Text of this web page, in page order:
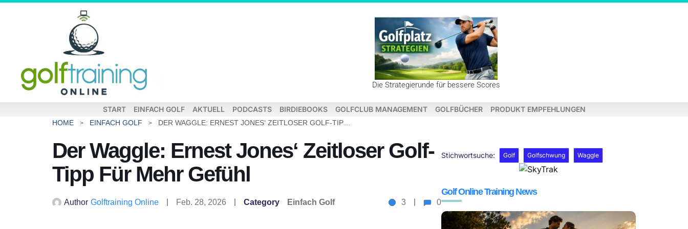
Die Strategierunde für bessere Scores
START EINFACH GOLF AKTUELL PODCASTS BIRDIEBOOKS GOLFCLUB MANAGEMENT GOLFBÜCHER PRODUKT EMPFEHLUNGEN
HOME EINFACH GOLF
Der Waggle: Ernest Jones‘ Zeitloser Golf-
Tipp Für Mehr Gefühl
Author Golftraining Online Feb. 28, 2026 Category Einfach Golf 3 0
Stichwortsuche: Golf Golfschwung Waggle
Golf Online Training News